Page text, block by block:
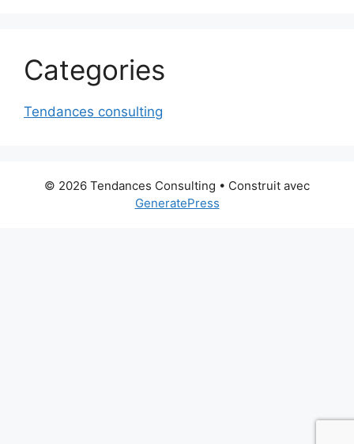
Categories
Tendances consulting
© 2026 Tendances Consulting • Construit avec
GeneratePress